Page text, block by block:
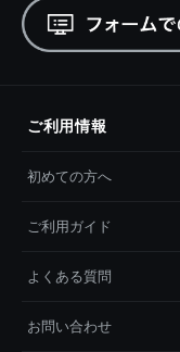
ご利用情報
初めての方へ
ご利用ガイド
よくある質問
お問い合わせ